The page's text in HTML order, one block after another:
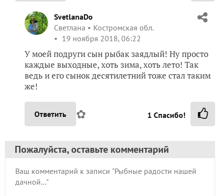
SvetlanaDo
Светлана
Костромская обл.
19 ноября 2018, 06:22
У моей подруги сын рыбак заядлый! Ну просто
каждые выходные, хоть зима, хоть лето! Так
ведь и его сынок десятилетний тоже стал таким
же!
Ответить ✿ 1 Спасибо!
Пожалуйста, оставьте комментарий